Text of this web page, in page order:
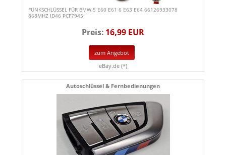
FUNKSCHLÜSSEL FÜR BMW 5 E60 E61 6 E63 E64 66126933078
868MHZ ID46 PCF7945
Preis: 16,99 EUR
zum Angebot
eBay.de (*)
Autoschlüssel & Fernbedienungen